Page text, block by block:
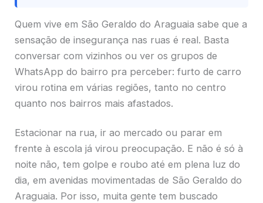
Quem vive em São Geraldo do Araguaia sabe que a
sensação de insegurança nas ruas é real. Basta
conversar com vizinhos ou ver os grupos de
WhatsApp do bairro pra perceber: furto de carro
virou rotina em várias regiões, tanto no centro
quanto nos bairros mais afastados.
Estacionar na rua, ir ao mercado ou parar em
frente à escola já virou preocupação. E não é só à
noite não, tem golpe e roubo até em plena luz do
dia, em avenidas movimentadas de São Geraldo do
Araguaia. Por isso, muita gente tem buscado